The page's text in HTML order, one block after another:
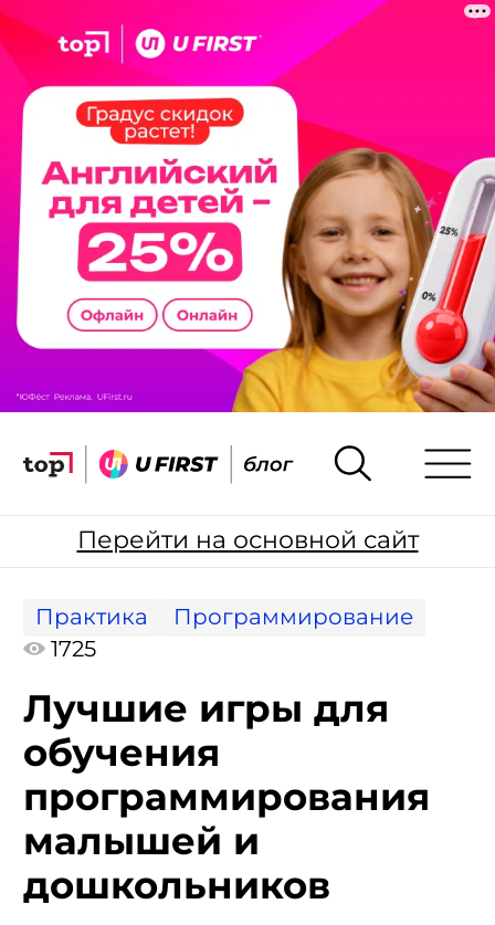
Перейти на основной сайт
Практика
Программирование
1725
Лучшие игры для
обучения
программирования
малышей и
дошкольников